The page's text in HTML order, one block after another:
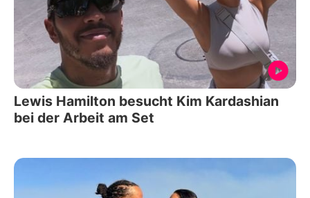
Lewis Hamilton besucht Kim Kardashian
bei der Arbeit am Set